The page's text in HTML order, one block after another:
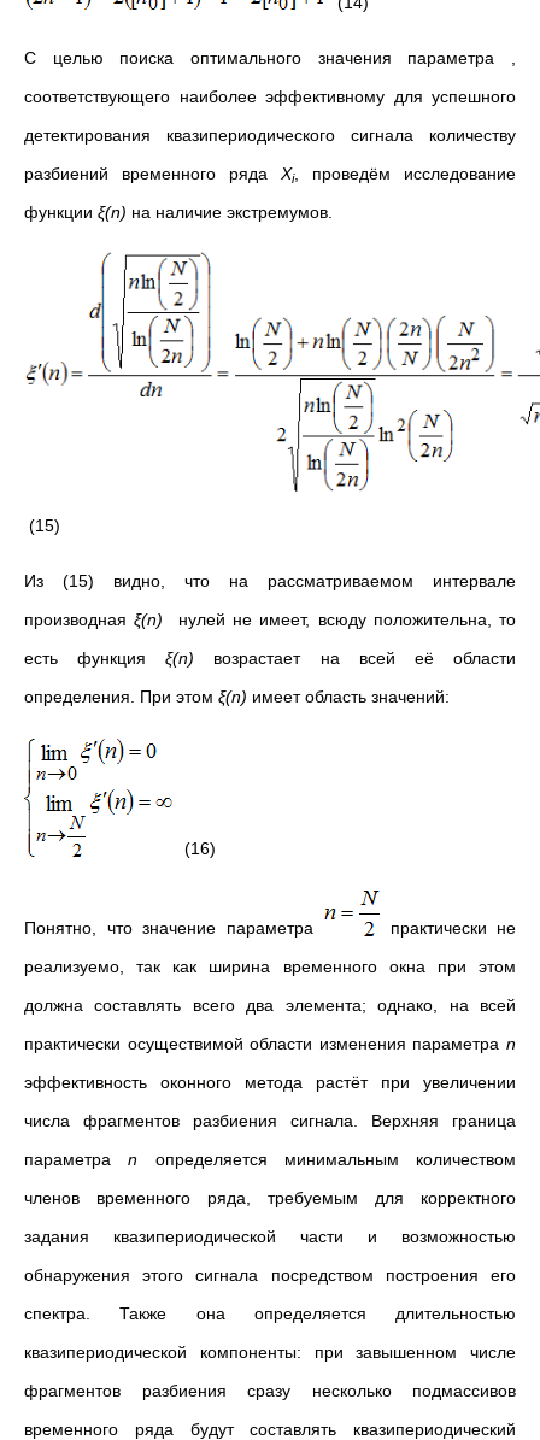
С целью поиска оптимального значения параметра ,
соответствующего наиболее эффективному для успешного
детектирования квазипериодического сигнала количеству
разбиений временного ряда Χi, проведём исследование
функции ξ(n) на наличие экстремумов.
(15)
Из (15) видно, что на рассматриваемом интервале
производнаяξ(n) нулей не имеет, всюду положительна, то
есть функцияξ(n) возрастает на всей её области
определения. При этом ξ(n) имеет область значений:
(16)
Понятно, что значение параметра
практически не
реализуемо, так как ширина временного окна при этом
должна составлять всего два элемента; однако, на всей
практически осуществимой области изменения параметра n
эффективность оконного метода растёт при увеличении
числа фрагментов разбиения сигнала. Верхняя граница
параметраn определяется минимальным количеством
членов временного ряда, требуемым для корректного
задания квазипериодической части и возможностью
обнаружения этого сигнала посредством построения его
спектра. Также она определяется длительностью
квазипериодической компоненты: при завышенном числе
фрагментов разбиения сразу несколько подмассивов
временного ряда будут составлять квазипериодический